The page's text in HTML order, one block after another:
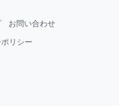
お問い合わせ
リシー